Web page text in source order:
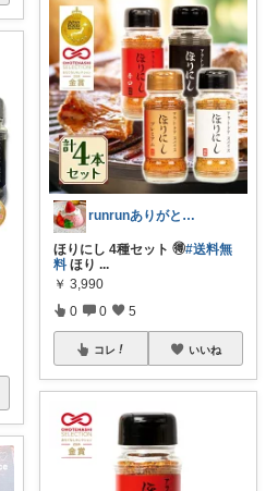
runrunありがとう( ◠‿◠ )
ほりにし 4種セット 🉐#送料無
料 ほり ...
￥ 3,990
0 0 5
コレ いいね